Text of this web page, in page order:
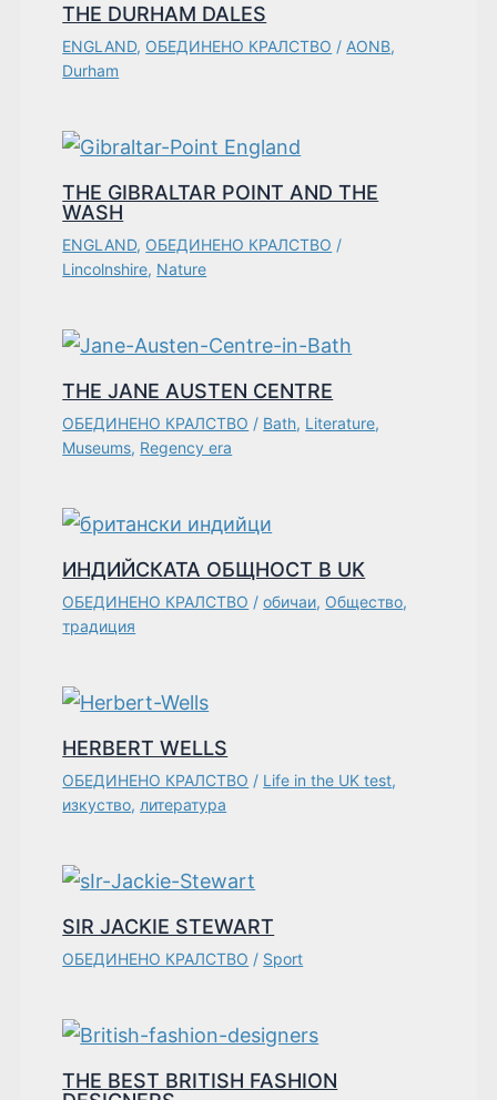
THE DURHAM DALES
ENGLAND, ОБЕДИНЕНО КРАЛСТВО / AONB,
Durham
THE GIBRALTAR POINT AND THE
WASH
ENGLAND, ОБЕДИНЕНО КРАЛСТВО /
Lincolnshire, Nature
THE JANE AUSTEN CENTRE
ОБЕДИНЕНО КРАЛСТВО / Bath, Literature,
Museums, Regency era
ИНДИЙСКАТА ОБЩНОСТ В UK
ОБЕДИНЕНО КРАЛСТВО /обичаи, Общество,
традиция
HERBERT WELLS
ОБЕДИНЕНО КРАЛСТВО / Life in the UK test,
изкуство, литература
SIR JACKIE STEWART
ОБЕДИНЕНО КРАЛСТВО / Sport
THE BEST BRITISH FASHION